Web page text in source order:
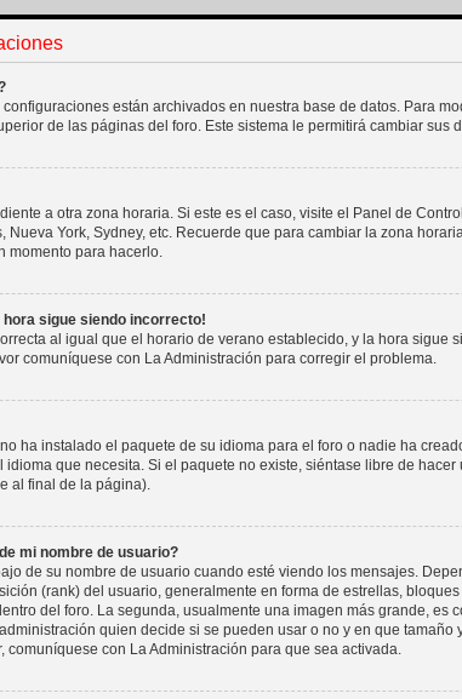
están archivados en nuestra base de datos. Para
de las páginas del foro. Este sistema le permitirá cambiar sus
a otra zona horaria. Si este es el caso, visite el Panel de
York, Sydney, etc. Recuerde que para cambiar la zona
momento para hacerlo.
hora sigue siendo incorrecto!
al igual que el horario de verano establecido, y la hora sigue
comuníquese con La Administración para corregir el problema.
ha instalado el paquete de su idioma para el foro o nadie ha
que necesita. Si el paquete no existe, siéntase libre de
al final de la página).
mi nombre de usuario?
de su nombre de usuario cuando esté viendo los mensajes.
(rank) del usuario, generalmente en forma de estrellas,
del foro. La segunda, usualmente una imagen más grande, es
quien decide si se pueden usar o no y en que tamaño
con La Administración para que sea activada.